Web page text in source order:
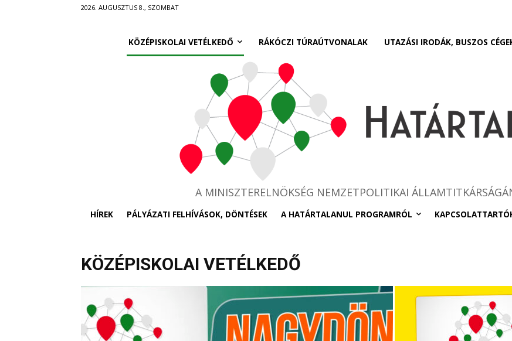
2026. AUGUSZTUS 8., SZOMBAT
KÖZÉPISKOLAI VETÉLKEDŐ RÁKÓCZI TÚRAÚTVONALAK UTAZÁSI IRODÁK, BUSZOS
A MINISZTERELNÖKSÉG NEMZETPOLITIKAI
HÍREK PÁLYÁZATI FELHÍVÁSOK, DÖNTÉSEK A HATÁRTALANUL PROGRAMRÓL
KÖZÉPISKOLAI VETÉLKEDŐ